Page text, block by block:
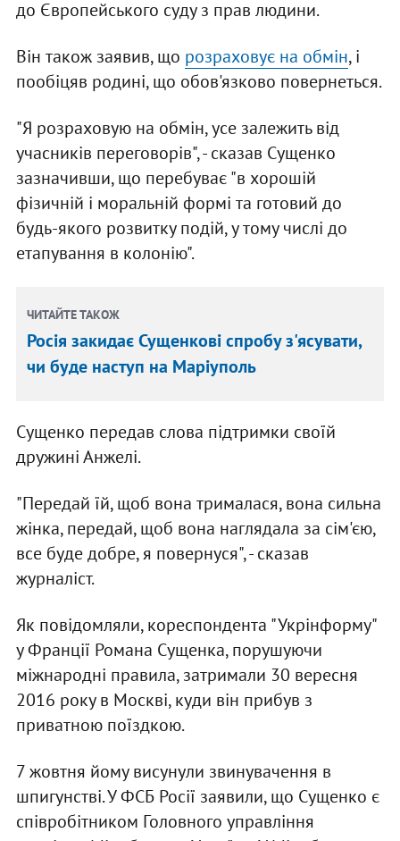
до Європейського суду з прав людини.
Він також заявив, що розраховує на обмін, і
пообіцяв родині, що обов'язково повернеться.
"Я розраховую на обмін, усе залежить від
учасників переговорів", - сказав Сущенко
зазначивши, що перебуває "в хорошій
фізичній і моральній формі та готовий до
будь-якого розвитку подій, у тому числі до
етапування в колонію".
ЧИТАЙТЕ ТАКОЖ
Росія закидає Сущенкові спробу з'ясувати,
чи буде наступ на Маріуполь
Сущенко передав слова підтримки своїй
дружині Анжелі.
"Передай їй, щоб вона трималася, вона сильна
жінка, передай, щоб вона наглядала за сім'єю,
все буде добре, я повернуся", - сказав
журналіст.
Як повідомляли, кореспондента "Укрінформу"
у Франції Романа Сущенка, порушуючи
міжнародні правила, затримали 30 вересня
2016 року в Москві, куди він прибув з
приватною поїздкою.
7 жовтня йому висунули звинувачення в
шпигунстві. У ФСБ Росії заявили, що Сущенко є
співробітником Головного управління